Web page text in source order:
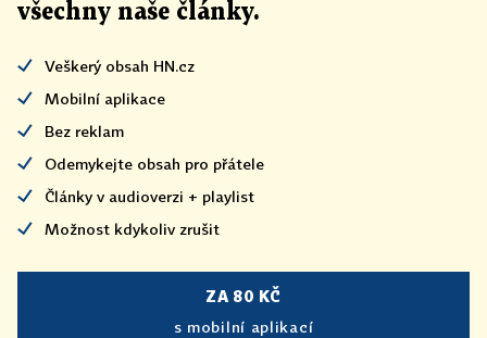
všechny naše články.
Veškerý obsah HN.cz
Mobilní aplikace
Bez reklam
Odemykejte obsah pro přátele
Články v audioverzi + playlist
Možnost kdykoliv zrušit
ZA 80 KČ
s mobilní aplikací